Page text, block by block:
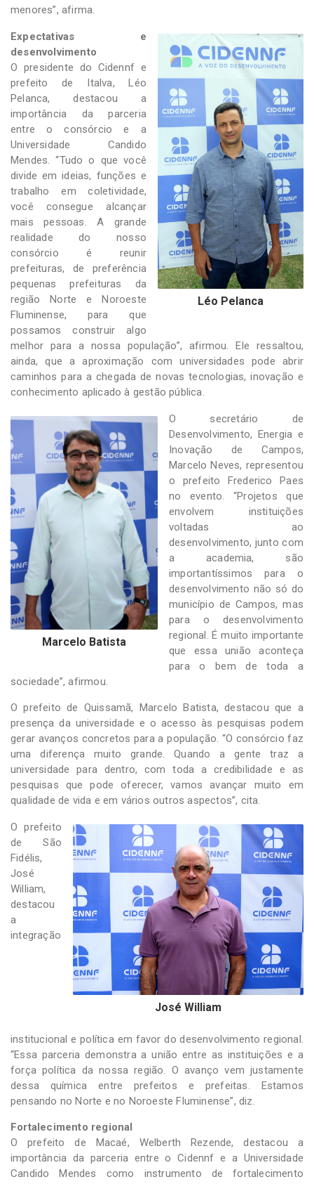
menores”, afirma.
Léo Pelanca
Expectativas e
desenvolvimento
O presidente do Cidennf e
prefeito de Italva, Léo
Pelanca, destacou a
importância da parceria
entre o consórcio e a
Universidade Candido
Mendes. “Tudo o que você
divide em ideias, funções e
trabalho em coletividade,
você consegue alcançar
mais pessoas. A grande
realidade do nosso
consórcio é reunir
prefeituras, de preferência
pequenas prefeituras da
região Norte e Noroeste
Fluminense, para que
possamos construir algo
melhor para a nossa população”, afirmou. Ele ressaltou,
ainda, que a aproximação com universidades pode abrir
caminhos para a chegada de novas tecnologias, inovação e
conhecimento aplicado à gestão pública.
Marcelo Batista
O secretário de
Desenvolvimento, Energia e
Inovação de Campos,
Marcelo Neves, representou
o prefeito Frederico Paes
no evento. “Projetos que
envolvem instituições
voltadas ao
desenvolvimento, junto com
a academia, são
importantíssimos para o
desenvolvimento não só do
município de Campos, mas
para o desenvolvimento
regional. É muito importante
que essa união aconteça
para o bem de toda a
sociedade”, afirmou.
O prefeito de Quissamã, Marcelo Batista, destacou que a
presença da universidade e o acesso às pesquisas podem
gerar avanços concretos para a população. “O consórcio faz
uma diferença muito grande. Quando a gente traz a
universidade para dentro, com toda a credibilidade e as
pesquisas que pode oferecer, vamos avançar muito em
qualidade de vida e em vários outros aspectos”, cita.
José William
O prefeito
de São
Fidélis,
José
William,
destacou
a
integração
institucional e política em favor do desenvolvimento regional.
“Essa parceria demonstra a união entre as instituições e a
força política da nossa região. O avanço vem justamente
dessa química entre prefeitos e prefeitas. Estamos
pensando no Norte e no Noroeste Fluminense”, diz.
Fortalecimento regional
O prefeito de Macaé, Welberth Rezende, destacou a
importância da parceria entre o Cidennf e a Universidade
Candido Mendes como instrumento de fortalecimento